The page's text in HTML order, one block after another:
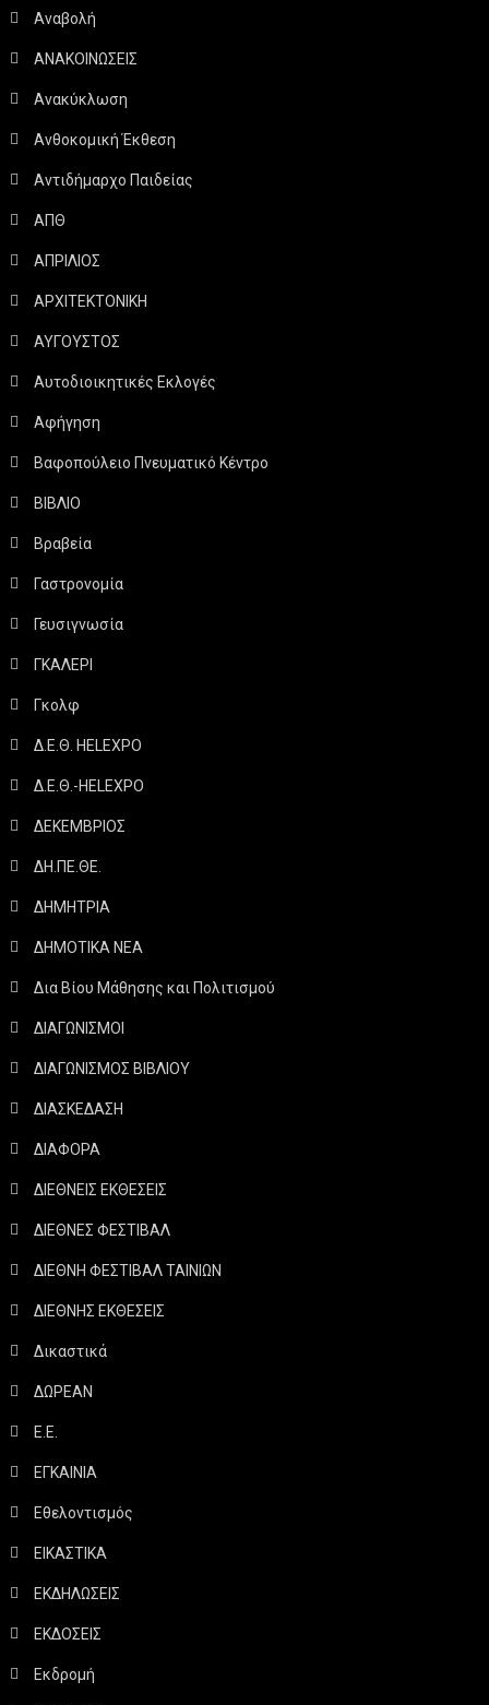
Αναβολή
ΑΝΑΚΟΙΝΩΣΕΙΣ
Ανακύκλωση
Ανθοκομική Έκθεση
Αντιδήμαρχο Παιδείας
ΑΠΘ
ΑΠΡΙΛΙΟΣ
ΑΡΧΙΤΕΚΤΟΝΙΚΗ
ΑΥΓΟΥΣΤΟΣ
Αυτοδιοικητικές Εκλογές
Αφήγηση
Βαφοπούλειο Πνευματικό Κέντρο
ΒΙΒΛΙΟ
Βραβεία
Γαστρονομία
Γευσιγνωσία
ΓΚΑΛΕΡΙ
Γκολφ
Δ.Ε.Θ. HELEXPO
Δ.Ε.Θ.-HELEXPO
ΔΕΚΕΜΒΡΙΟΣ
ΔΗ.ΠΕ.ΘΕ.
ΔΗΜΗΤΡΙΑ
ΔΗΜΟΤΙΚΑ ΝΕΑ
Δια Βίου Μάθησης και Πολιτισμού
ΔΙΑΓΩΝΙΣΜΟΙ
ΔΙΑΓΩΝΙΣΜΟΣ ΒΙΒΛΙΟΥ
ΔΙΑΣΚΕΔΑΣΗ
ΔΙΑΦΟΡΑ
ΔΙΕΘΝΕΙΣ ΕΚΘΕΣΕΙΣ
ΔΙΕΘΝΕΣ ΦΕΣΤΙΒΑΛ
ΔΙΕΘΝΗ ΦΕΣΤΙΒΑΛ ΤΑΙΝΙΩΝ
ΔΙΕΘΝΗΣ ΕΚΘΕΣΕΙΣ
Δικαστικά
ΔΩΡΕΑΝ
Ε.Ε.
ΕΓΚΑΙΝΙΑ
Εθελοντισμός
ΕΙΚΑΣΤΙΚΑ
ΕΚΔΗΛΩΣΕΙΣ
ΕΚΔΟΣΕΙΣ
Εκδρομή